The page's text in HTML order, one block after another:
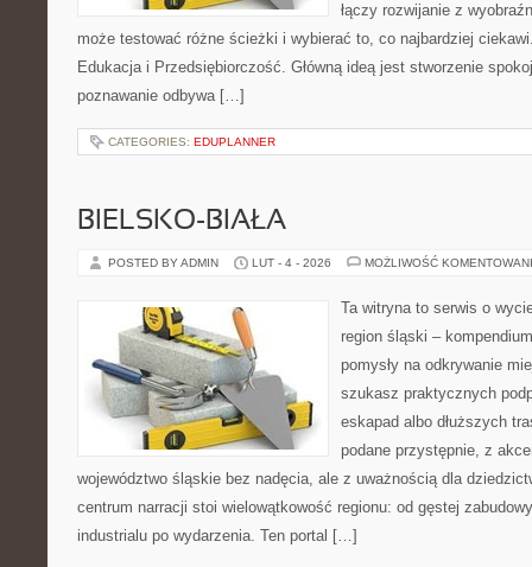
łączy rozwijanie z
może testować różne ścieżki i wybierać to, co najbardziej
Edukacja i Przedsiębiorczość. Główną ideą jest stworzenie
poznawanie odbywa […]
CATEGORIES: EDUPLANNER
BIELSKO-BIAŁA
POSTED BY ADMIN LUT - 4 - 2026 MOŻLIWOŚĆ
Ta witryna to serwis o
region śląski –
pomysły na odkrywanie
szukasz praktycznych
eskapad albo dłuższych
podane przystępnie, z
województwo śląskie bez nadęcia, ale z uważnością dla
centrum narracji stoi wielowątkowość regionu: od gęstej
industrialu po wydarzenia. Ten portal […]